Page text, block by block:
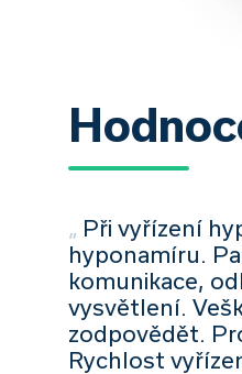
„ Při vyřízení
hyponamíru.
komunikace,
vysvětlení.
zodpovědět.
Rychlost